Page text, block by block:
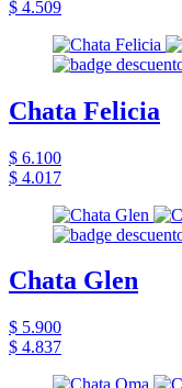
$ 4.509
Chata Felicia
$ 6.100
$ 4.017
Chata Glen
$ 5.900
$ 4.837